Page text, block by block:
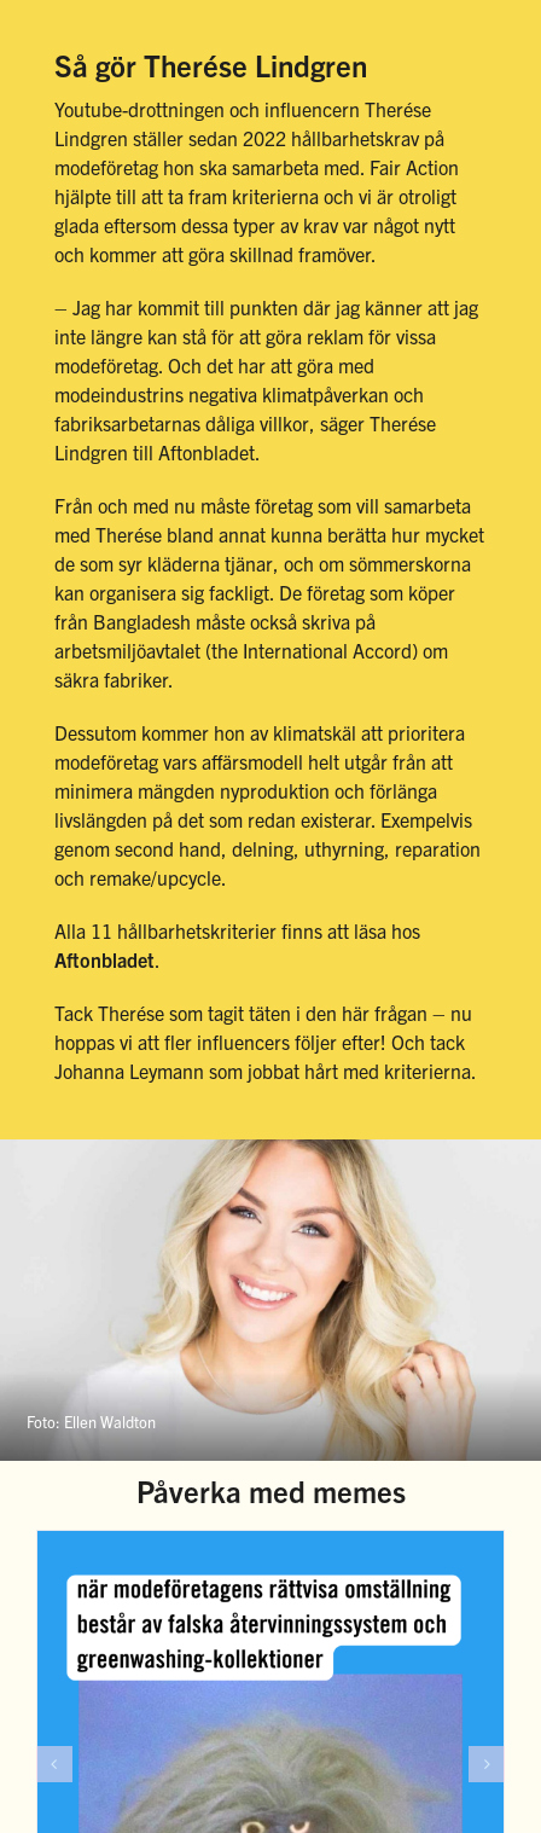
Så gör Therése Lindgren
Youtube-drottningen och influencern Therése
Lindgren ställer sedan 2022 hållbarhetskrav på
modeföretag hon ska samarbeta med. Fair Action
hjälpte till att ta fram kriterierna och vi är otroligt
glada eftersom dessa typer av krav var något nytt
och kommer att göra skillnad framöver.
– Jag har kommit till punkten där jag känner att jag
inte längre kan stå för att göra reklam för vissa
modeföretag. Och det har att göra med
modeindustrins negativa klimatpåverkan och
fabriksarbetarnas dåliga villkor, säger Therése
Lindgren till Aftonbladet.
Från och med nu måste företag som vill samarbeta
med Therése bland annat kunna berätta hur mycket
de som syr kläderna tjänar, och om sömmerskorna
kan organisera sig fackligt. De företag som köper
från Bangladesh måste också skriva på
arbetsmiljöavtalet (the International Accord) om
säkra fabriker.
Dessutom kommer hon av klimatskäl att prioritera
modeföretag vars affärsmodell helt utgår från att
minimera mängden nyproduktion och förlänga
livslängden på det som redan existerar. Exempelvis
genom second hand, delning, uthyrning, reparation
och remake/upcycle.
Alla 11 hållbarhetskriterier finns att läsa hos
Aftonbladet.
Tack Therése som tagit täten i den här frågan – nu
hoppas vi att fler influencers följer efter! Och tack
Johanna Leymann som jobbat hårt med kriterierna.
Foto: Ellen Waldton
Påverka med memes